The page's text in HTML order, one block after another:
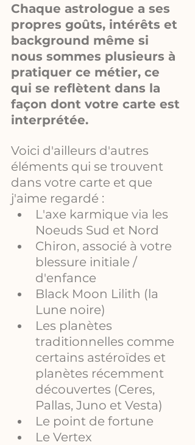
Chaque astrologue a ses
propres goûts, intérêts et
background même si
nous sommes plusieurs à
pratiquer ce métier, ce
qui se reflètent dans la
façon dont votre carte est
interprétée.
Voici d'ailleurs d'autres
éléments qui se trouvent
dans votre carte et que
j'aime regardé :
L'axe karmique via les
Noeuds Sud et Nord
Chiron, associé à votre
blessure initiale /
d'enfance
Black Moon Lilith (la
Lune noire)
Les planètes
traditionnelles comme
certains astéroïdes et
planètes récemment
découvertes (Ceres,
Pallas, Juno et Vesta)
Le point de fortune
Le Vertex